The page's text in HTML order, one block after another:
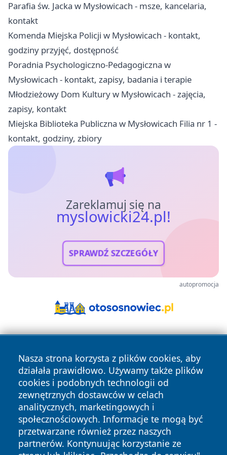
Parafia św. Jacka w Mysłowicach - msze, kancelaria,
kontakt
Komenda Miejska Policji w Mysłowicach - kontakt,
godziny przyjęć, dostępność
Poradnia Psychologiczno-Pedagogiczna w
Mysłowicach - kontakt, zapisy, badania i terapie
Młodzieżowy Dom Kultury w Mysłowicach - zajęcia,
zapisy, kontakt
Miejska Biblioteka Publiczna w Mysłowicach Filia nr 1 -
kontakt, godziny, zbiory
Zareklamuj się na
myslowicki24.pl!
SPRAWDŹ SZCZEGÓŁY
autopromocja
Nasza strona korzysta z plików cookies, aby
działała prawidłowo. Używamy także plików
cookies i podobnych technologii od
zewnętrznych dostawców w celach
analitycznych, marketingowych i
społecznościowych. Informacje te mogą być
przetwarzane również przez naszych
partnerów. Kontynuując korzystanie ze
Copyright © 2026 myslowicki24.pl Wszystkie prawa
zastrzeżone.
News Autorzy
Polityka
Polityka